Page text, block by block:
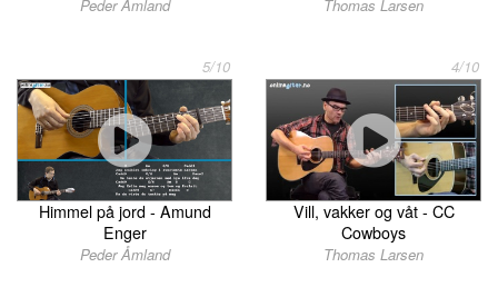
Peder Åmland Thomas Larsen
5/10
Himmel på jord - Amund
Enger
Peder Åmland
4/10
Vill, vakker og våt - CC
Cowboys
Thomas Larsen